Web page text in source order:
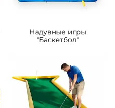
Надувные игры
"Баскетбол"